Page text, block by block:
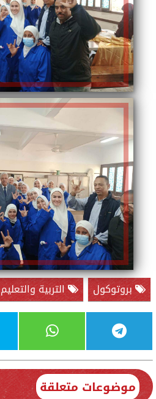
بروتوكول التربية والتعليم
موضوعات متعلقة